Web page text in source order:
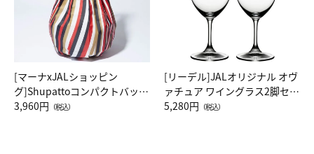
[マーナxJALショッピン
グ]Shupattoコンパクトバッグ
Drop JAL客室乗務員（LC）ス
3,960円 （税込）
[リーデル]JALオリジナル オヴ
ァチュア ワイングラス2脚セッ
ト（レッドワイン）
5,280円 （税込）